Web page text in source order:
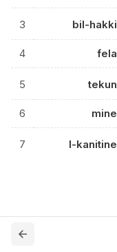
3 bil-hakki
4 fela
5 tekun
6 mine
7 l-kanitine